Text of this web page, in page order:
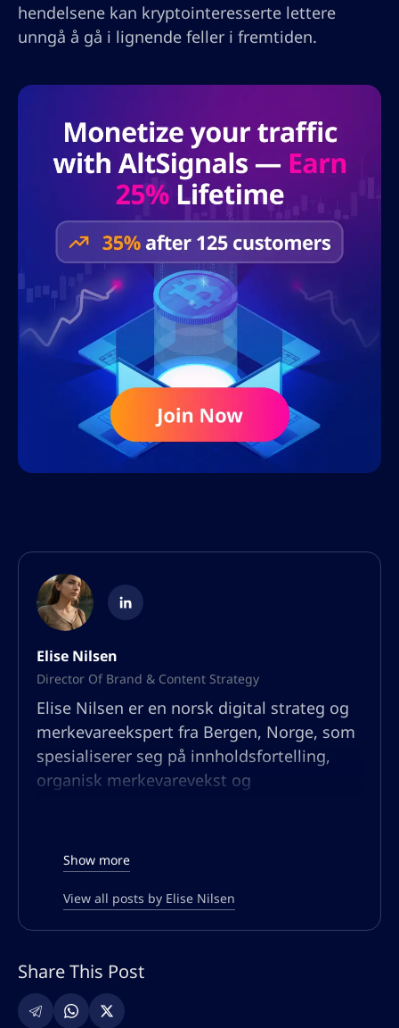
hendelsene kan kryptointeresserte lettere
unngå å gå i lignende feller i fremtiden.
Elise Nilsen
Director Of Brand & Content Strategy
Elise Nilsen er en norsk digital strateg og
merkevareekspert fra Bergen, Norge, som
spesialiserer seg på innholdsfortelling,
organisk merkevarevekst og
bygget en karriere ved å hjelpe bedrifter
med å lage overbevisende
merkevarefortellinger som ikke bare
rangerer godt i søkemotorer, men også
merkevareposisjonering, UX-drevet
Show more
View all posts by Elise Nilsen
Share This Post